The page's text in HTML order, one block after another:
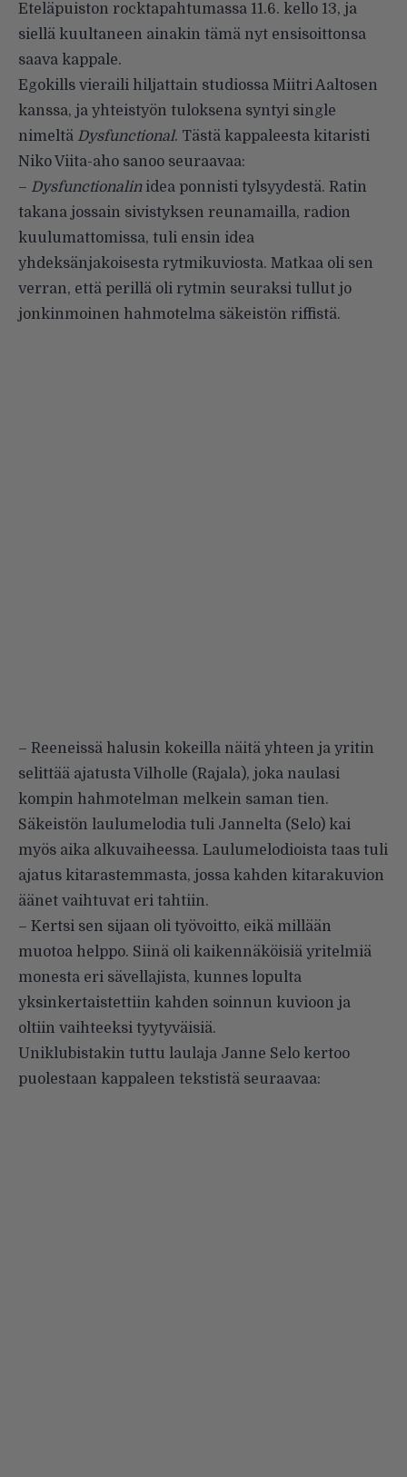
Eteläpuiston rocktapahtumassa 11.6. kello 13, ja
siellä kuultaneen ainakin tämä nyt ensisoittonsa
saava kappale.
Egokills vieraili hiljattain studiossa Miitri Aaltosen
kanssa, ja yhteistyön tuloksena syntyi single
nimeltä Dysfunctional. Tästä kappaleesta kitaristi
Niko Viita-aho sanoo seuraavaa:
– Dysfunctionalinidea ponnisti tylsyydestä. Ratin
takana jossain sivistyksen reunamailla, radion
kuulumattomissa, tuli ensin idea
yhdeksänjakoisesta rytmikuviosta. Matkaa oli sen
verran, että perillä oli rytmin seuraksi tullut jo
jonkinmoinen hahmotelma säkeistön riffistä.
– Reeneissä halusin kokeilla näitä yhteen ja yritin
selittää ajatusta Vilholle (Rajala), joka naulasi
kompin hahmotelman melkein saman tien.
Säkeistön laulumelodia tuli Jannelta (Selo) kai
myös aika alkuvaiheessa. Laulumelodioista taas tuli
ajatus kitarastemmasta, jossa kahden kitarakuvion
äänet vaihtuvat eri tahtiin.
– Kertsi sen sijaan oli työvoitto, eikä millään
muotoa helppo. Siinä oli kaikennäköisiä yritelmiä
monesta eri sävellajista, kunnes lopulta
yksinkertaistettiin kahden soinnun kuvioon ja
oltiin vaihteeksi tyytyväisiä.
Uniklubistakin tuttu laulaja Janne Selo kertoo
puolestaan kappaleen tekstistä seuraavaa: